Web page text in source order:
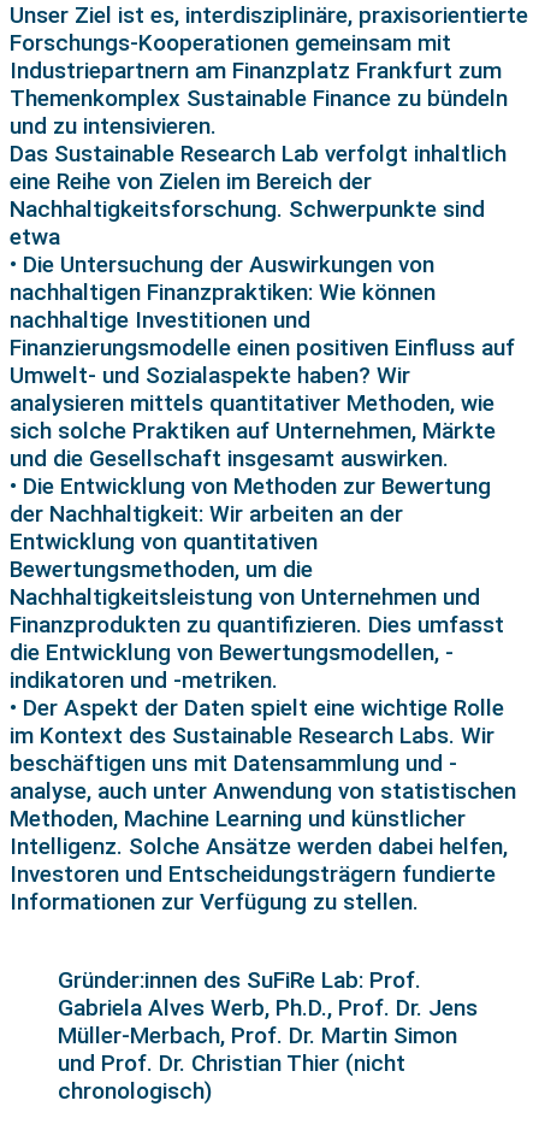
Unser Ziel ist es, interdisziplinäre, praxisorientierte
Forschungs-Kooperationen gemeinsam mit
Industriepartnern am Finanzplatz Frankfurt zum
Themenkomplex Sustainable Finance zu bündeln
und zu intensivieren.
Das Sustainable Research Lab verfolgt inhaltlich
eine Reihe von Zielen im Bereich der
Nachhaltigkeitsforschung. Schwerpunkte sind
etwa
• Die Untersuchung der Auswirkungen von
nachhaltigen Finanzpraktiken: Wie können
nachhaltige Investitionen und
Finanzierungsmodelle einen positiven Einfluss auf
Umwelt- und Sozialaspekte haben? Wir
analysieren mittels quantitativer Methoden, wie
sich solche Praktiken auf Unternehmen, Märkte
und die Gesellschaft insgesamt auswirken.
• Die Entwicklung von Methoden zur Bewertung
der Nachhaltigkeit: Wir arbeiten an der
Entwicklung von quantitativen
Bewertungsmethoden, um die
Nachhaltigkeitsleistung von Unternehmen und
Finanzprodukten zu quantifizieren. Dies umfasst
die Entwicklung von Bewertungsmodellen, -
indikatoren und -metriken.
• Der Aspekt der Daten spielt eine wichtige Rolle
im Kontext des Sustainable Research Labs. Wir
beschäftigen uns mit Datensammlung und -
analyse, auch unter Anwendung von statistischen
Methoden, Machine Learning und künstlicher
Intelligenz. Solche Ansätze werden dabei helfen,
Investoren und Entscheidungsträgern fundierte
Informationen zur Verfügung zu stellen.
Gründer:innen des SuFiRe Lab: Prof.
Gabriela Alves Werb, Ph.D., Prof. Dr. Jens
Müller-Merbach, Prof. Dr. Martin Simon
und Prof. Dr. Christian Thier (nicht
chronologisch)